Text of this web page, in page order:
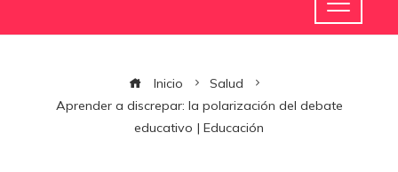
Inicio
Salud
Aprender a discrepar: la polarización del debate
educativo | Educación